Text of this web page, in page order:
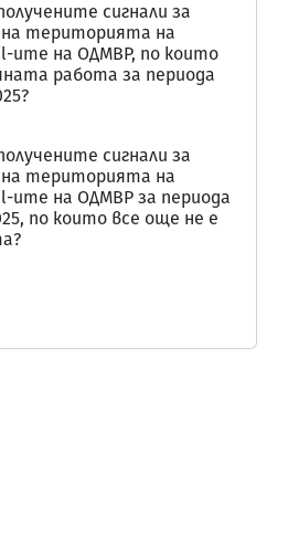
сигнали за
територията на
ите на ОДМВР, по които
работа за периода
сигнали за
територията на
ите на ОДМВР за периода
по които все още не е